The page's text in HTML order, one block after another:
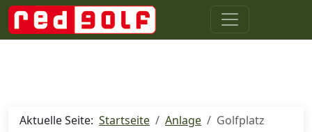
Aktuelle Seite: Startseite Anlage Golfplatz